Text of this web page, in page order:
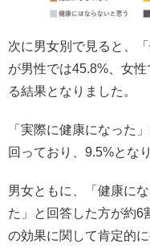
次に男女別で見ると、
が男性では45.8%、女
る結果となりました。
「実際に健康になった
回っており、9.5%とな
男女ともに、「健康に
た」と回答した方が約6
の効果に関して肯定的